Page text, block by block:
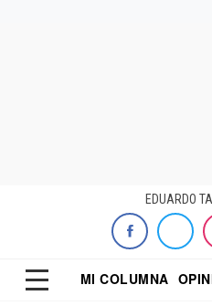
EDUARDO
MI COLUMNA